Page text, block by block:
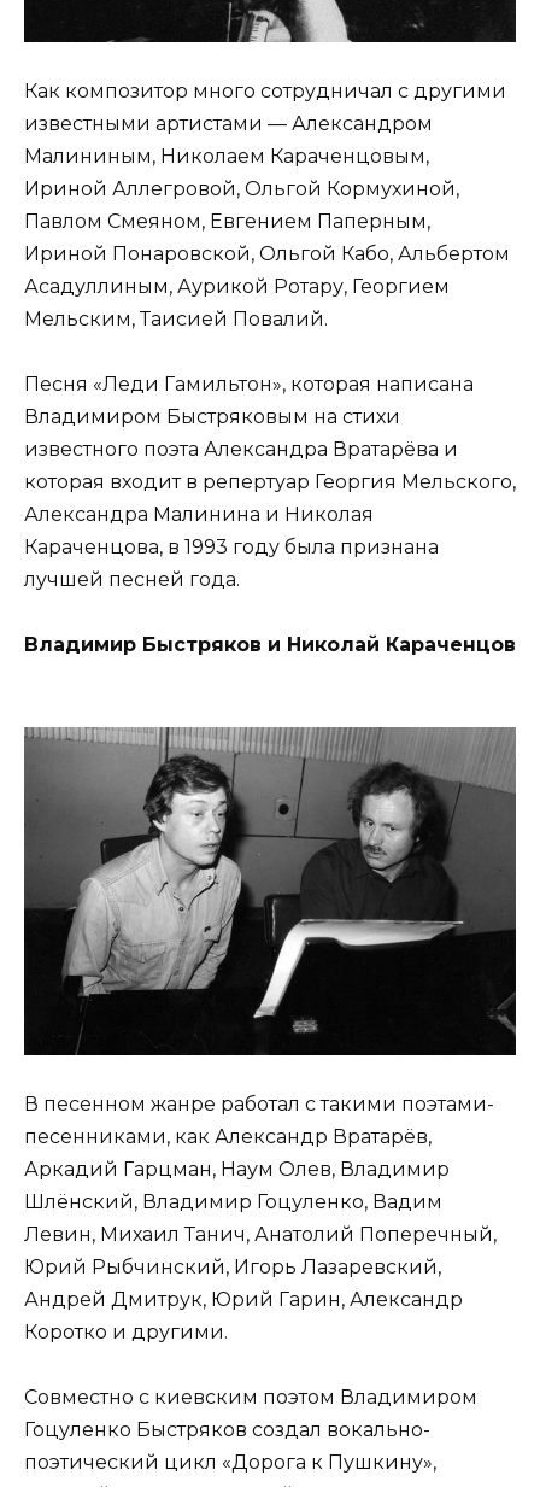
Как композитор много сотрудничал с другими
известными артистами — Александром
Малининым, Николаем Караченцовым,
Ириной Аллегровой, Ольгой Кормухиной,
Павлом Смеяном, Евгением Паперным,
Ириной Понаровской, Ольгой Кабо, Альбертом
Асадуллиным, Аурикой Ротару, Георгием
Мельским, Таисией Повалий.
Песня «Леди Гамильтон», которая написана
Владимиром Быстряковым на стихи
известного поэта Александра Вратарёва и
которая входит в репертуар Георгия Мельского,
Александра Малинина и Николая
Караченцова, в 1993 году была признана
лучшей песней года.
Владимир Быстряков и Николай Караченцов
В песенном жанре работал с такими поэтами-
песенниками, как Александр Вратарёв,
Аркадий Гарцман, Наум Олев, Владимир
Шлёнский, Владимир Гоцуленко, Вадим
Левин, Михаил Танич, Анатолий Поперечный,
Юрий Рыбчинский, Игорь Лазаревский,
Андрей Дмитрук, Юрий Гарин, Александр
Коротко и другими.
Совместно с киевским поэтом Владимиром
Гоцуленко Быстряков создал вокально-
поэтический цикл «Дорога к Пушкину»,